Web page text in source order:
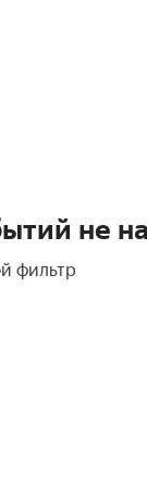
не
фильтр